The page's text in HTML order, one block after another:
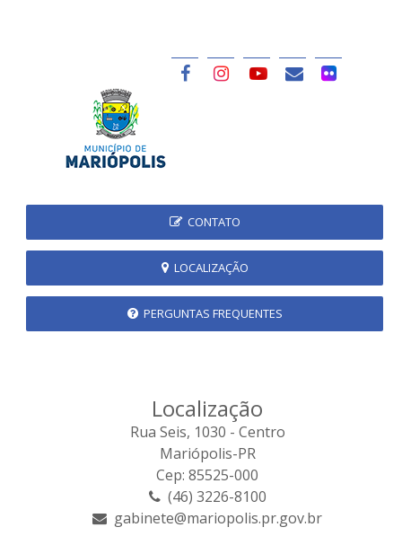
CONTATO
LOCALIZAÇÃO
PERGUNTAS FREQUENTES
Localização
Rua Seis, 1030 - Centro
Mariópolis-PR
Cep: 85525-000
(46) 3226-8100
gabinete@mariopolis.pr.gov.br